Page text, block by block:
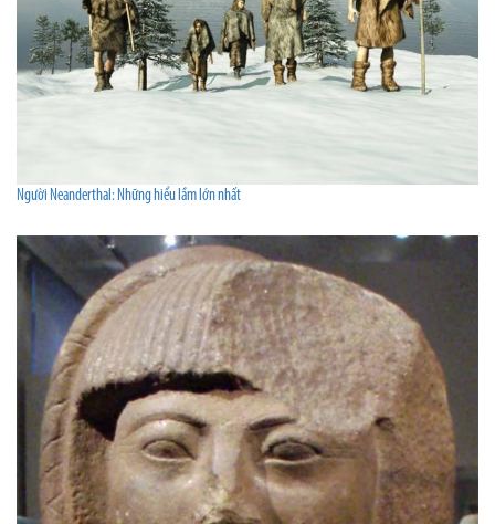
Người Neanderthal: Những hiểu lầm lớn nhất